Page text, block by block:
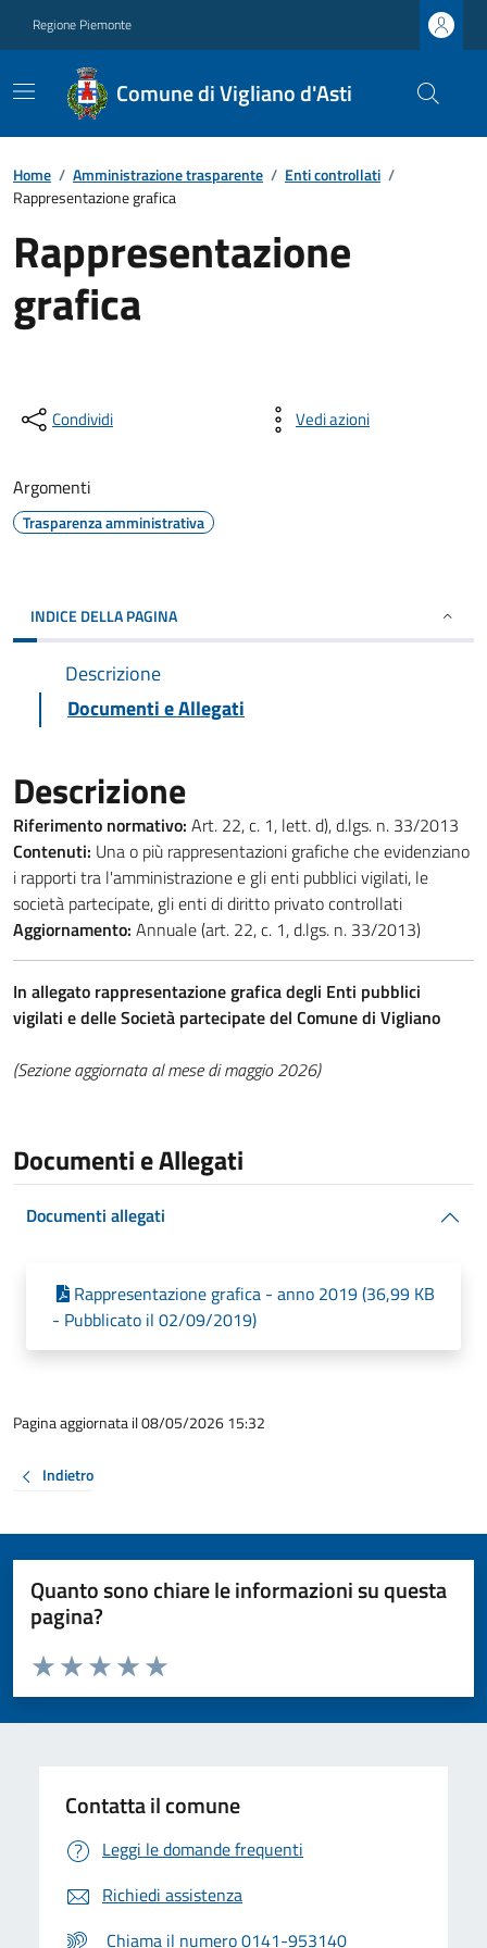
Regione Piemonte
Comune di Vigliano d'Asti
Home / Amministrazione trasparente / Enti controllati /
Rappresentazione grafica
Rappresentazione
grafica
Condividi Vedi azioni
Argomenti
Trasparenza amministrativa
INDICE DELLA PAGINA
Descrizione
Documenti e Allegati
Descrizione
Riferimento normativo: Art. 22, c. 1, lett. d), d.lgs. n. 33/2013
Contenuti: Una o più rappresentazioni grafiche che evidenziano
i rapporti tra l'amministrazione e gli enti pubblici vigilati, le
società partecipate, gli enti di diritto privato controllati
Aggiornamento: Annuale (art. 22, c. 1, d.lgs. n. 33/2013)
In allegato rappresentazione grafica degli Enti pubblici
vigilati e delle Società partecipate del Comune di Vigliano
(Sezione aggiornata al mese di maggio 2026)
Documenti e Allegati
Documenti allegati
Rappresentazione grafica - anno 2019 (36,99 KB
- Pubblicato il 02/09/2019)
Pagina aggiornata il 08/05/2026 15:32
Indietro
Quanto sono chiare le informazioni su questa
pagina?
Valuta da 1 a 5 stelle la pagina
Valuta 5 stelle su 5
Valuta 4 stelle su 5
Valuta 3 stelle su 5
Valuta 2 stelle su 5
Valuta 1 stelle su 5
Contatta il comune
Leggi le domande frequenti
Richiedi assistenza
Chiama il numero 0141-953140